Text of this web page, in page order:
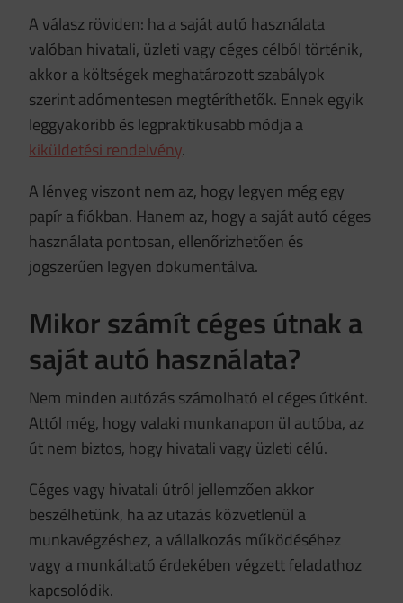
A válasz röviden: ha a saját autó használata
valóban hivatali, üzleti vagy céges célból történik,
akkor a költségek meghatározott szabályok
szerint adómentesen megtéríthetők. Ennek egyik
leggyakoribb és legpraktikusabb módja a
kiküldetési rendelvény.
A lényeg viszont nem az, hogy legyen még egy
papír a fiókban. Hanem az, hogy a saját autó céges
használata pontosan, ellenőrizhetően és
jogszerűen legyen dokumentálva.
Mikor számít céges útnak a
saját autó használata?
Nem minden autózás számolható el céges útként.
Attól még, hogy valaki munkanapon ül autóba, az
út nem biztos, hogy hivatali vagy üzleti célú.
Céges vagy hivatali útról jellemzően akkor
beszélhetünk, ha az utazás közvetlenül a
munkavégzéshez, a vállalkozás működéséhez
vagy a munkáltató érdekében végzett feladathoz
kapcsolódik.